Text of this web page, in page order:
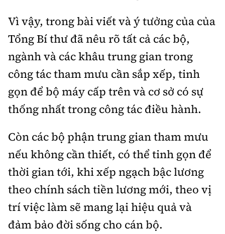
Vì vậy, trong bài viết và ý tưởng của của
Tổng Bí thư đã nêu rõ tất cả các bộ,
ngành và các khâu trung gian trong
công tác tham mưu cần sắp xếp, tinh
gọn để bộ máy cấp trên và cơ sở có sự
thống nhất trong công tác điều hành.
Còn các bộ phận trung gian tham mưu
nếu không cần thiết, có thể tinh gọn để
thời gian tới, khi xếp ngạch bậc lương
theo chính sách tiền lương mới, theo vị
trí việc làm sẽ mang lại hiệu quả và
đảm bảo đời sống cho cán bộ.